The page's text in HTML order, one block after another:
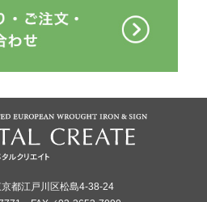
都江戸川区松島4-38-24